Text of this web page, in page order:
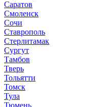
Саратов
Смоленск
Сочи
Ставрополь
Стерлитамак
Сургут
Тамбов
Тверь
Тольятти
Томск
Тула
Тюмень